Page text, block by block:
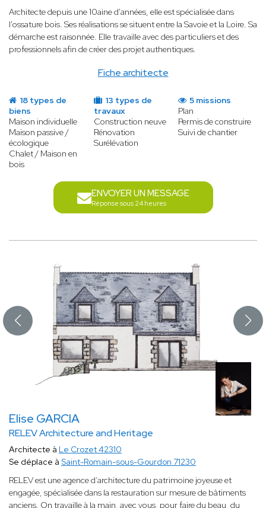
Fiche architecte
Architecte depuis une 10aine d'années, elle est spécialisée dans
l'ossature bois. Ses réalisations se situent entre la Savoie et la Loire. Sa
démarche est raisonnée. Elle travaille avec des particuliers et des
professionnels afin de créer des projet authentiques.
18 types de
biens
Maison individuelle
Maison passive /
écologique
Chalet / Maison en
bois
13 types de
travaux
Construction neuve
Rénovation
Surélévation
5 missions
Plan
Permis de construire
Suivi de chantier
ENVOYER UN MESSAGE
Réponse sous 24 heures
Elise GARCIA
RELEV Architecture and Heritage
Architecte à Le Crozet 42310
Se déplace à Saint-Romain-sous-Gourdon 71230
RELEV est une agence d’architecture du patrimoine joyeuse et
engagée, spécialisée dans la restauration sur mesure de bâtiments
anciens. On travaille à la main, avec vous, pour faire du beau, du